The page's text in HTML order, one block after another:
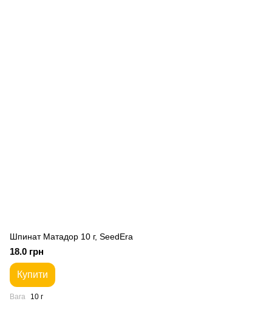
Шпинат Матадор 10 г, SeedEra
18.0 грн
Купити
Вага 10 г